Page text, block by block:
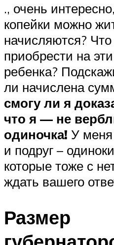
., очень
копейки можно
начисляются?
приобрести на
ребенка?
ли начислена
смогу ли я
что я — не
одиночка! У
и подруг –
которые тоже с
ждать вашего
Размер